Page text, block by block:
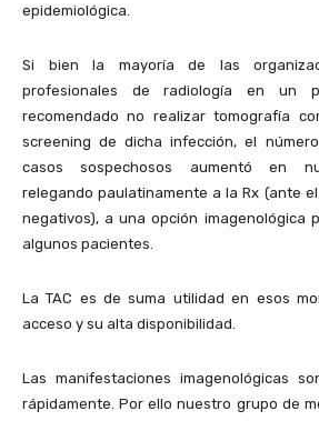
epidemiológica.
Si bien la mayoría de las
profesionales de radiología en un
recomendado no realizar tomografía
screening de dicha infección, el
casos sospechosos aumentó en
relegando paulatinamente a la Rx (ante
negativos), a una opción imagenológica
algunos pacientes.
La TAC es de suma utilidad en esos
acceso y su alta disponibilidad.
Las manifestaciones imagenológicas
rápidamente. Por ello nuestro grupo de